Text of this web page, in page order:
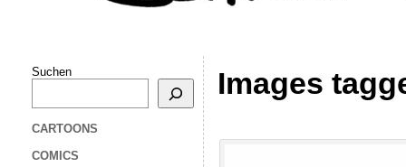
Suchen
CARTOONS
COMICS
Images